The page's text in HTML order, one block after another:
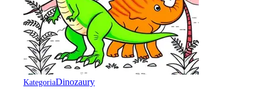
KategoriaDinozaury